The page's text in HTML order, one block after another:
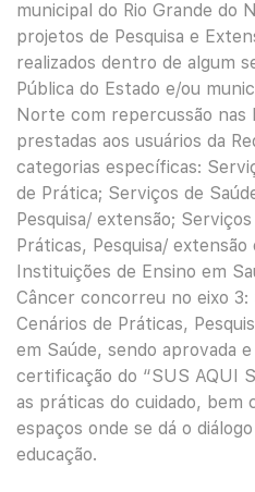
municipal do Rio Grande do
projetos de Pesquisa e
realizados dentro de algum
Pública do Estado e/ou
Norte com repercussão nas
prestadas aos usuários da
categorias específicas:
de Prática; Serviços de
Pesquisa/ extensão;
Práticas, Pesquisa/ extensão
Instituições de Ensino em
Câncer concorreu no eixo 3:
Cenários de Práticas,
em Saúde, sendo aprovada
certificação do “SUS AQUI
as práticas do cuidado, bem
espaços onde se dá o
educação.